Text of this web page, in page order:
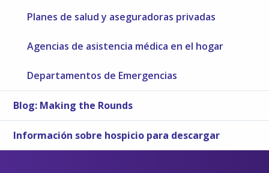
Planes de salud y aseguradoras privadas
Agencias de asistencia médica en el hogar
Departamentos de Emergencias
Blog: Making the Rounds
Información sobre hospicio para descargar